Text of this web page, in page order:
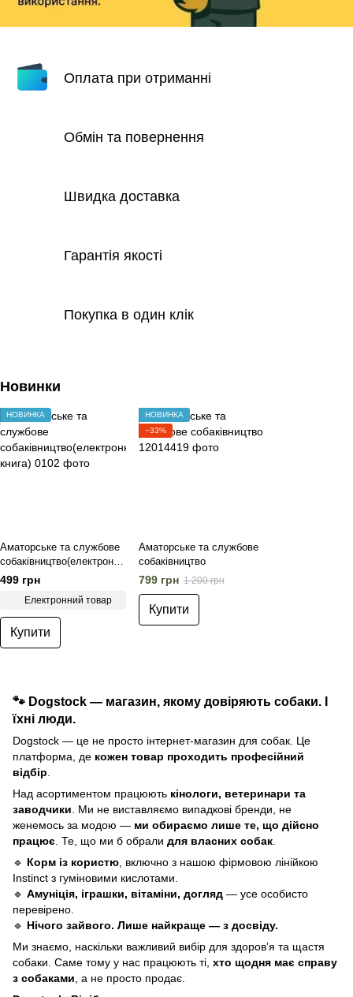
Оплата при отриманні
Обмін та повернення
Швидка доставка
Гарантія якості
Покупка в один клік
Новинки
НОВИНКА
Аматорське та службове
собаківництво(електронна
книга)
499 грн
Електронний товар
Купити
НОВИНКА
−33%
Аматорське та службове
собаківництво
799 грн 1 200 грн
Купити
🐾 Dogstock — магазин, якому довіряють собаки. І
їхні люди.
Dogstock — це не просто інтернет-магазин для собак. Це
платформа, де кожен товар проходить професійний
відбір
Над асортиментом працюють кінологи, ветеринари та
заводчики . Ми не виставляємо випадкові бренди, не
женемось за модою — ми обираємо лише те, що дійсно
працює . Те, що ми б обрали для власних собак
🔹 Корм із користю , включно з нашою фірмовою лінійкою
Instinct з гуміновими кислотами.
🔹 Амуніція, іграшки, вітаміни, догляд — усе особисто
перевірено.
🔹 Нічого зайвого. Лише найкраще — з досвіду.
Ми знаємо, наскільки важливий вибір для здоров’я та щастя
собаки. Саме тому у нас працюють ті, хто щодня має справу
з собаками , а не просто продає.